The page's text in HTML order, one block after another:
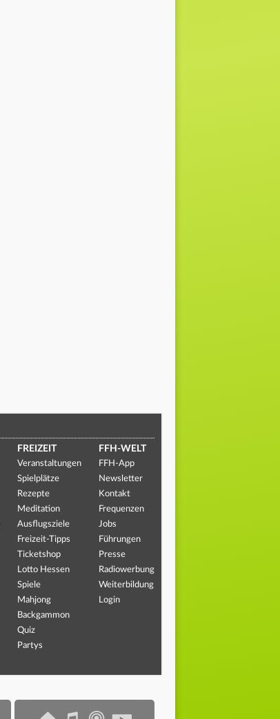
FREIZEIT
Veranstaltungen
Spielplätze
Rezepte
Meditation
Ausflugsziele
Freizeit-Tipps
Ticketshop
Lotto Hessen
Spiele
Mahjong
Backgammon
Quiz
Partys
FFH-WELT
FFH-App
Newsletter
Kontakt
Frequenzen
Jobs
Führungen
Presse
Radiowerbung
Weiterbildung
Login